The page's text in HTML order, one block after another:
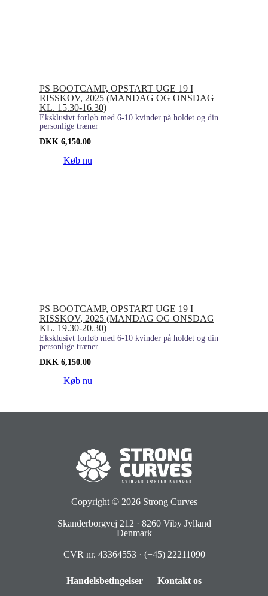
PS BOOTCAMP, OPSTART UGE 19 I
RISSKOV, 2025 (MANDAG OG ONSDAG
KL. 15.30-16.30)
Eksklusivt forløb med 6-10 kvinder på holdet og din
personlige træner
DKK 6,150.00
Køb nu
PS BOOTCAMP, OPSTART UGE 19 I
RISSKOV, 2025 (MANDAG OG ONSDAG
KL. 19.30-20.30)
Eksklusivt forløb med 6-10 kvinder på holdet og din
personlige træner
DKK 6,150.00
Køb nu
Copyright © 2026 Strong Curves
Skanderborgvej 212 · 8260 Viby Jylland
Denmark
CVR nr. 43364553 · (+45) 22211090
Handelsbetingelser Kontakt os